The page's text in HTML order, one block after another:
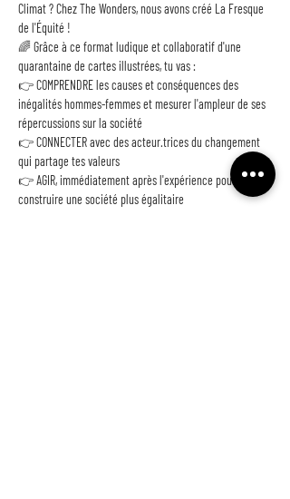
Climat ? Chez The Wonders, nous avons créé La Fresque
de l'Équité !
🌈 Grâce à ce format ludique et collaboratif d'une
quarantaine de cartes illustrées, tu vas :
👉 COMPRENDRE les causes et conséquences des
inégalités hommes-femmes et mesurer l'ampleur de ses
répercussions sur la société
👉 CONNECTER avec des acteur.trices du changement
qui partage tes valeurs
👉 AGIR, immédiatement après l'expérience pour co-
construire une société plus égalitaire